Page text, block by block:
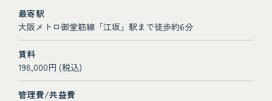
最寄駅
大阪メトロ御堂筋線「江坂」駅まで徒歩約6分
賃料
198,000円 (税込)
管理費/共益費